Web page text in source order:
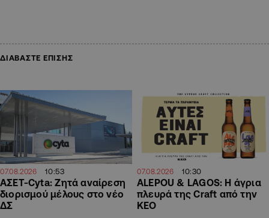
ΔΙΑΒΑΣΤΕ ΕΠΙΣΗΣ
07.08.2026 10:53
ΑΣΕΤ-Cyta: Ζητά αναίρεση
διορισμού μέλους στο νέο
ΔΣ
07.08.2026 10:30
ALEPOU & LAGOS: Η άγρια
πλευρά της Craft από την
ΚΕΟ